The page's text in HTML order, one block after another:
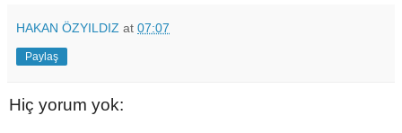
HAKAN ÖZYILDIZ at 07:07
Paylaş
Hiç yorum yok: